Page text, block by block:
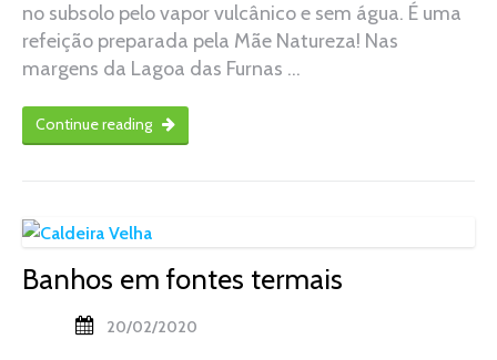
no subsolo pelo vapor vulcânico e sem água. É uma
refeição preparada pela Mãe Natureza! Nas
margens da Lagoa das Furnas …
Continue reading
Banhos em fontes termais
20/02/2020